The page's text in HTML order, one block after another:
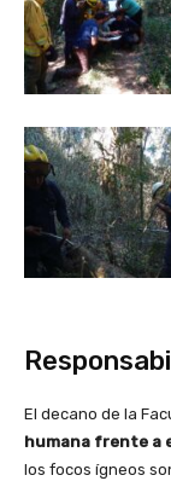
El decano de la
humana frente a
los focos ígneos